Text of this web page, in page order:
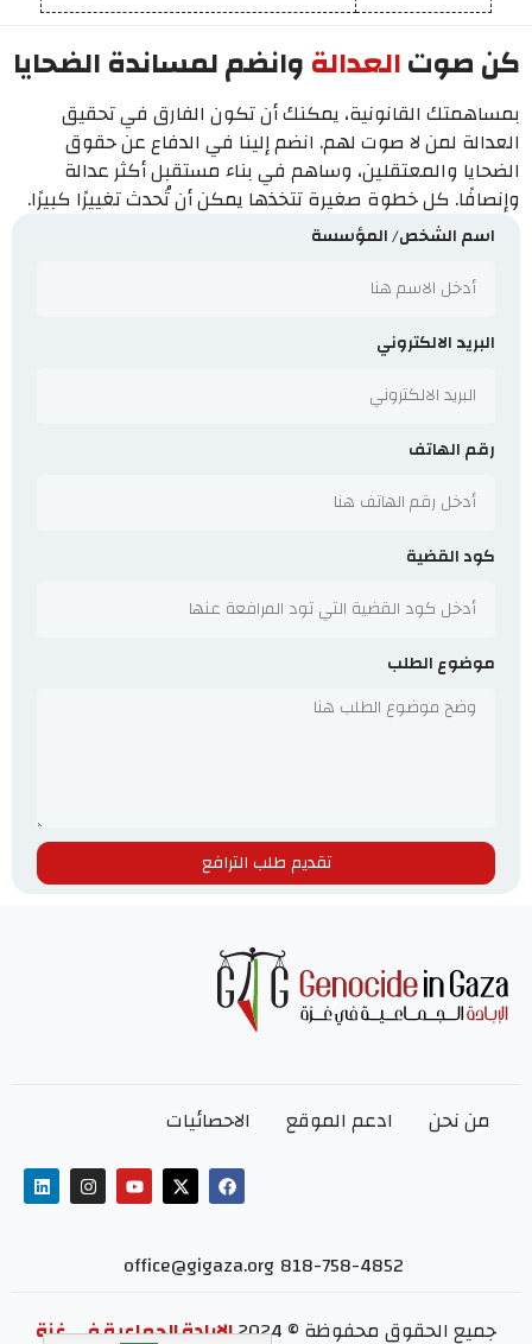
كن صوتالعدالةوانضم لمساندة الضحايا
بمساهمتك القانونية، يمكنك أن تكون الفارق في تحقيق
العدالة لمن لا صوت لهم. انضم إلينا في الدفاع عن حقوق
الضحايا والمعتقلين، وساهم في بناء مستقبل أكثر عدالة
وإنصافًا. كل خطوة صغيرة تتخذها يمكن أن تُحدث تغييرًا كبيرًا.
اسم الشخص/ المؤسسة
البريد الالكتروني
رقم الهاتف
كود القضية
موضوع الطلب
تقديم طلب الترافع
من نحن ادعم الموقع الاحصائيات
818-758-4852
office@gigaza.org
جميع الحقوق محفوظة © 2024
الإبادة الجماعية في غزة